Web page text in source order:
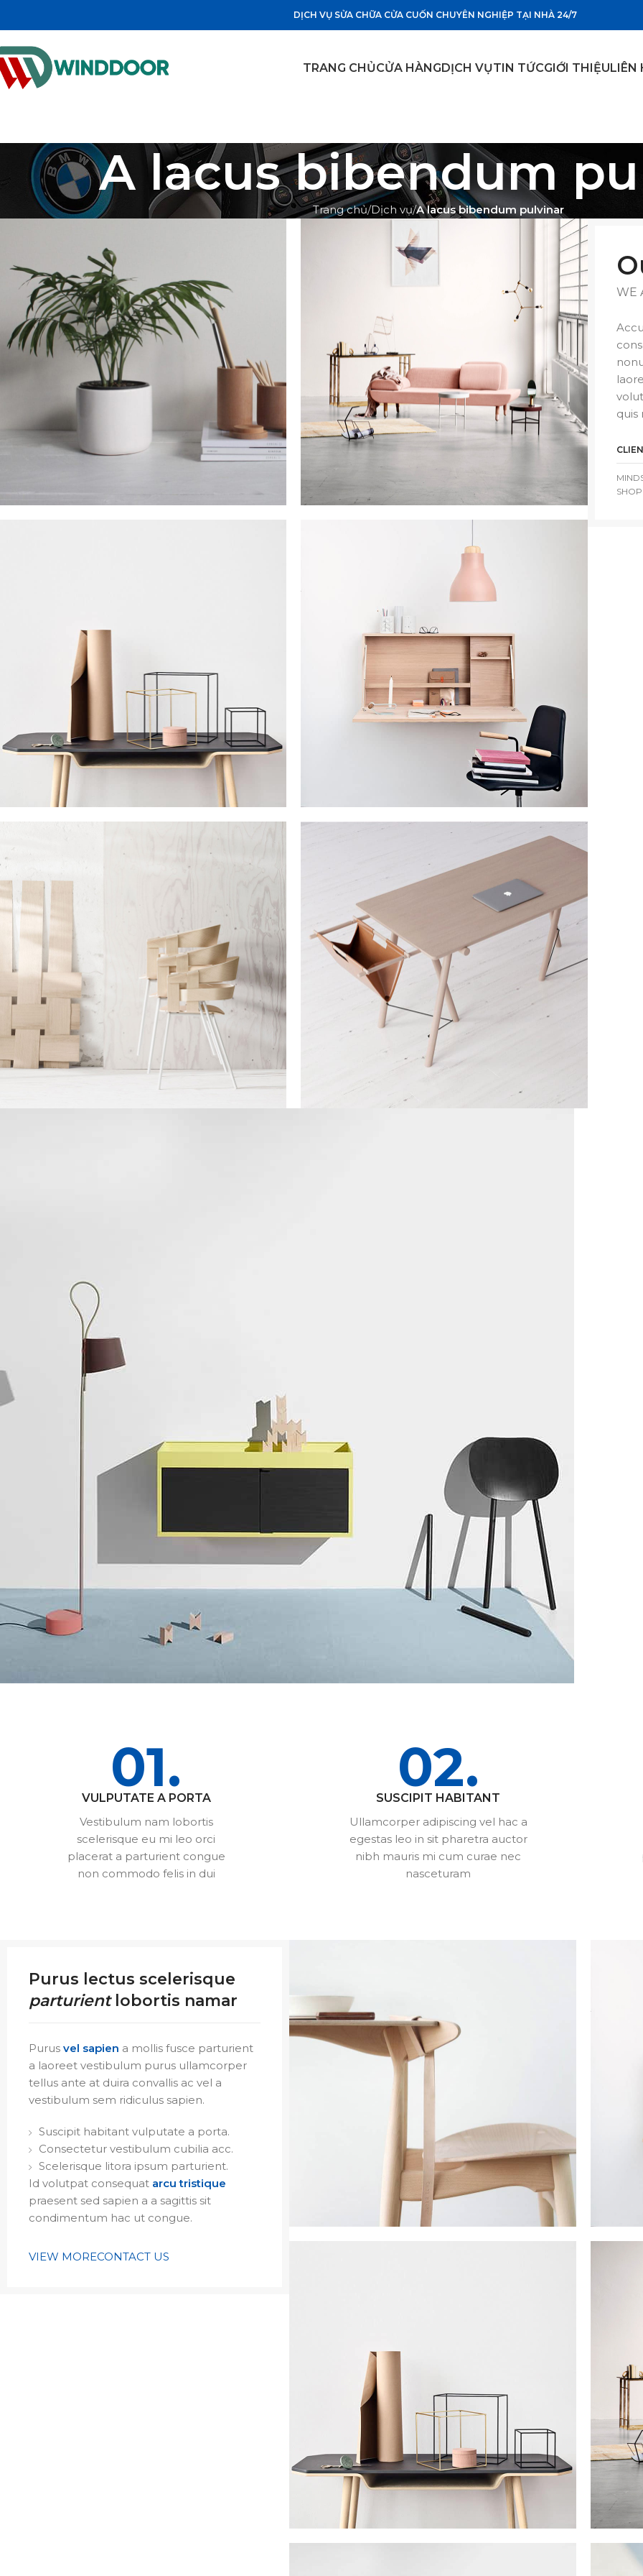
DỊCH VỤ SỬA CHỮA CỬA CUỐN CHUYÊN NGHIỆP TẠI NHÀ 24/7
TRANG CHỦCỬA HÀNGDỊCH VỤTIN TỨCGIỚI THIỆULIÊN
A lacus bibendum
Trang chủ Dịch vụ A lacus bibendum pulvinar
WE
quis
SHOP
01.
VULPUTATE A PORTA
Vestibulum nam lobortis
scelerisque eu mi leo orci
placerat a parturient congue
non commodo felis in dui
02.
SUSCIPIT HABITANT
Ullamcorper adipiscing vel hac a
egestas leo in sit pharetra auctor
nibh mauris mi cum curae nec
nasceturam
Purus lectus scelerisque
parturientlobortis namar
Purus vel sapien a mollis fusce parturient
a laoreet vestibulum purus ullamcorper
tellus ante at duira convallis ac vel a
vestibulum sem ridiculus sapien.
Suscipit habitant vulputate a porta.
Consectetur vestibulum cubilia acc.
Scelerisque litora ipsum parturient.
Id volutpat consequat arcu tristique
praesent sed sapien a a sagittis sit
condimentum hac ut congue.
VIEW MORECONTACT US